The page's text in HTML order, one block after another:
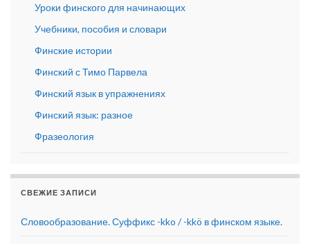
Уроки финского для начинающих
Учебники, пособия и словари
Финские истории
Финский с Тимо Парвела
Финский язык в упражнениях
Финский язык: разное
Фразеология
СВЕЖИЕ ЗАПИСИ
Словообразование. Суффикс -kko / -kkö в финском языке.